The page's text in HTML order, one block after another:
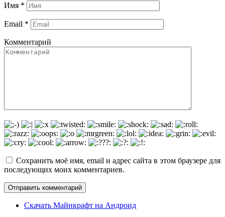
Имя *
Email *
Комментарий
Сохранить моё имя, email и адрес сайта в этом браузере для
последующих моих комментариев.
Скачать Майнкрафт на Андроид